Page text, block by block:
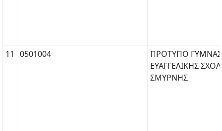
11 0501004
ΠΡΟΤΥΠΟ
ΕΥΑΓΓΕΛΙΚΗΣ
ΣΜΥΡΝΗΣ